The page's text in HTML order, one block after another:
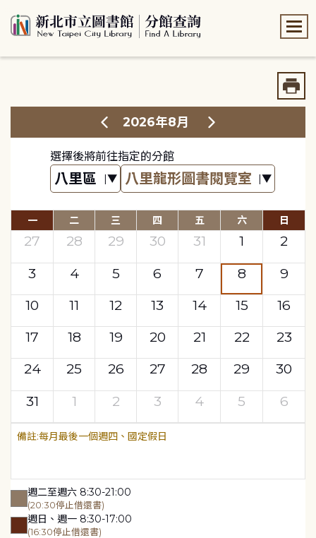
2026年8月
選擇後將前往指定的分館
一 二 三 四 五 六 日
27 28 29 30 31 1
2
3
4 5 6 7 8
9
10
11 12 13 14 15
16
17
18 19 20 21 22
23
24
25 26 27 28 29
30
31
1 2 3 4 5 6
每月最後一個週四、國定假日
週二至週六 8:30-21:00
(20:30停止借還書)
週日、週一 8:30-17:00
(16:30停止借還書)